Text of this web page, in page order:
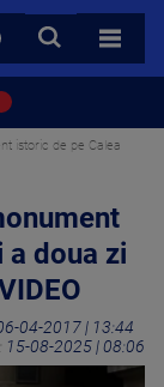
CAUTA
TOATE
istoric de pe Calea
doua zi
04-2017 | 13:44
15-08-2025 | 08:06